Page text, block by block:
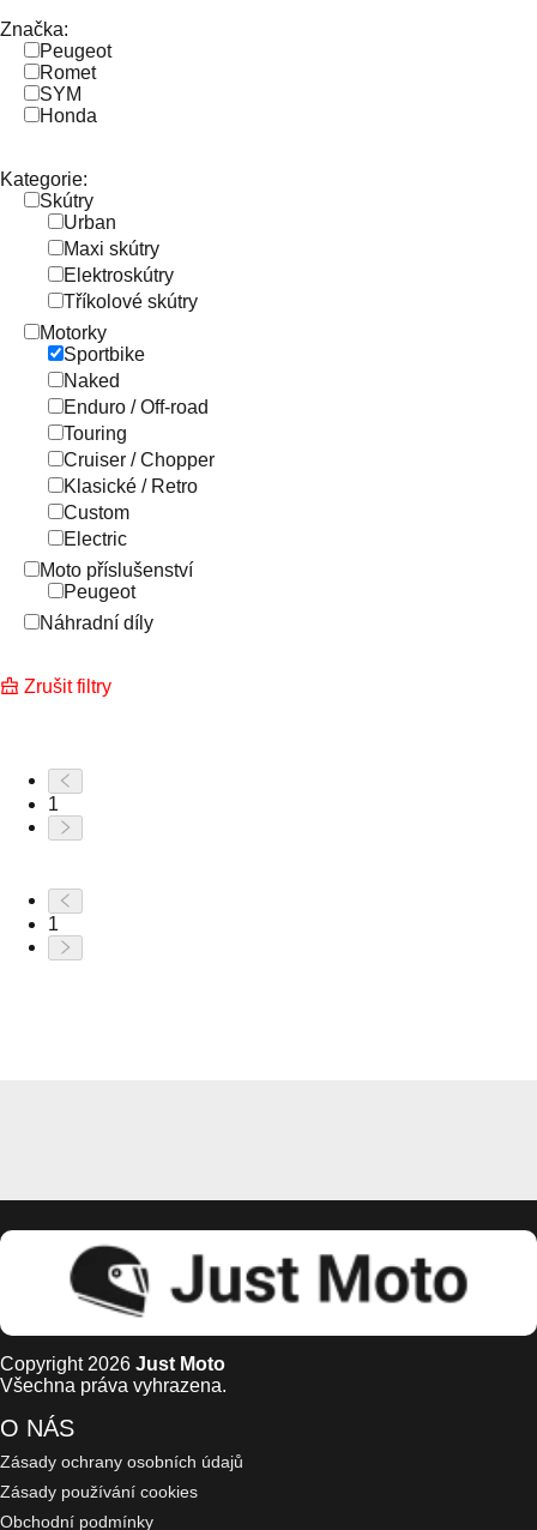
Značka:
Peugeot
Romet
SYM
Honda
Kategorie:
Skútry
Urban
Maxi skútry
Elektroskútry
Tříkolové skútry
Motorky
Sportbike
Naked
Enduro / Off-road
Touring
Cruiser / Chopper
Klasické / Retro
Custom
Electric
Moto příslušenství
Peugeot
Náhradní díly
Zrušit filtry
1
1
Copyright 2026 Just Moto
Všechna práva vyhrazena.
O NÁS
Zásady ochrany osobních údajů
Zásady používání cookies
Obchodní podmínky